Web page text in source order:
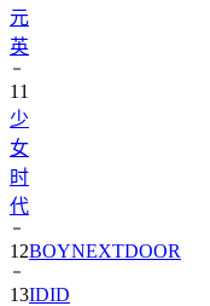
元
英
11
少
女
时
代
12BOYNEXTDOOR
13IDID